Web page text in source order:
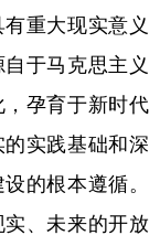
上市公司
重大现实意义
于马克思主义
孕育于新时代
实践基础和深
的根本遵循。
、未来的开放